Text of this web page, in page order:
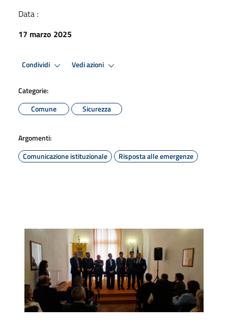
Data :
17 marzo 2025
Condividi Vedi azioni
Categorie:
Comune
Sicurezza
Argomenti:
Comunicazione istituzionale
Risposta alle emergenze